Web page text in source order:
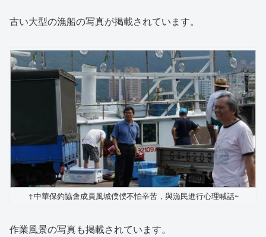
古い大型の漁船の写真が掲載されています。
↑中華保釣協會成員風城僕僕不怕辛苦，與漁民進行心理喊話~
作業風景の写真も掲載されています。